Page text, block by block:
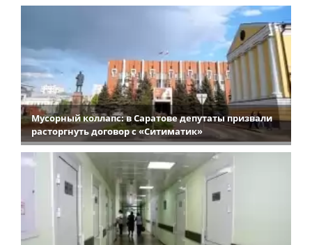
Мусорный коллапс: в Саратове депутаты призвали
расторгнуть договор с «Ситиматик»